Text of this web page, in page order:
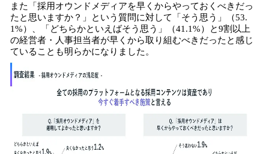
また「採用オウンドメディアを早くからやっておくべきだっ
たと思いますか？」という質問に対して「そう思う」（53.
1%）、「どちらかといえばそう思う」（41.1%）と9割以上
の経営者・人事担当者が早くから取り組むべきだったと感じ
ていることも明らかになりました。